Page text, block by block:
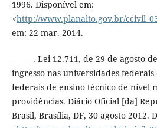
1996. Disponível em:
<http://www.planalto.gov.br/
em: 22 mar. 2014.
______. Lei 12.711, de 29 de agosto
ingresso nas universidades federais
federais de ensino técnico de nível
providências. Diário Oficial [da]
Brasil, Brasília, DF, 30 agosto 2012.